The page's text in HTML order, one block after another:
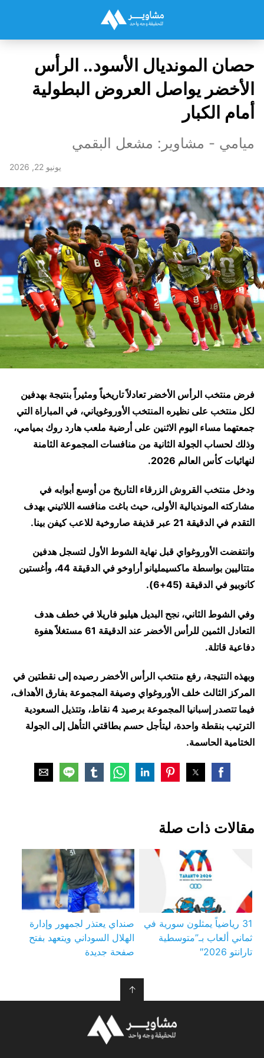
حصان المونديال الأسود.. الرأس
الأخضر يواصل العروض البطولية
أمام الكبار
ميامي - مشاوير: مشعل البقمي
يونيو 22, 2026
فرض منتخب الرأس الأخضر تعادلاً تاريخياً ومثيراً بنتيجة بهدفين
لكل منتخب على نظيره المنتخب الأوروغوياني، في المباراة التي
جمعتهما مساء اليوم الاثنين على أرضية ملعب هارد روك بميامي،
وذلك لحساب الجولة الثانية من منافسات المجموعة الثامنة
لنهائيات كأس العالم 2026
.
ودخل منتخب القروش الزرقاء التاريخ من أوسع أبوابه في
مشاركته المونديالية الأولى، حيث باغت منافسه اللاتيني بهدف
التقدم في الدقيقة 21 عبر قذيفة صاروخية للاعب كيفن بينا.
وانتفضت الأوروغواي قبل نهاية الشوط الأول لتسجل هدفين
متتاليين بواسطة ماكسيمليانو أراوخو في الدقيقة 44، وأغستين
كانوبيو في الدقيقة (45+6).
وفي الشوط الثاني، نجح البديل هيليو فاريلا في خطف هدف
التعادل الثمين للرأس الأخضر عند الدقيقة 61 مستغلاً هفوة
دفاعية قاتلة.
وبهذه النتيجة، رفع منتخب الرأس الأخضر رصيده إلى نقطتين في
المركز الثالث خلف الأوروغواي وصيفة المجموعة بفارق الأهداف،
فيما تتصدر إسبانيا المجموعة برصيد 4 نقاط، وتتذيل السعودية
الترتيب بنقطة واحدة، ليتأجل حسم بطاقتي التأهل إلى الجولة
الختامية الحاسمة.
مقالات ذات صلة
31 رياضياً يمثلون سورية في
ثماني ألعاب بـ”متوسطية
تارانتو 2026″
صنداي يعتذر لجمهور وإدارة
الهلال السوداني ويتعهد بفتح
صفحة جديدة
↑